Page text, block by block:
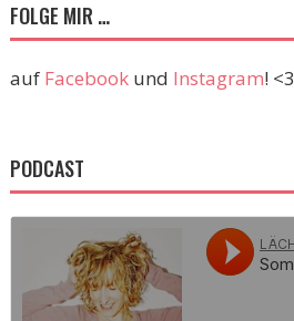
FOLGE MIR …
auf Facebookund Instagram! <3
PODCAST